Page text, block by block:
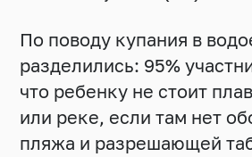
По поводу купания в
разделились: 95%
что ребенку не стоит
или реке, если там нет
пляжа и разрешающей